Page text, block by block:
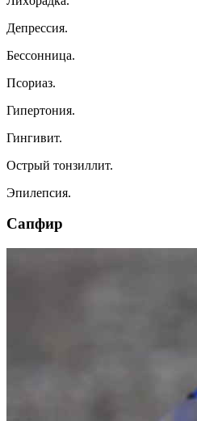
Дeпpeccия.
Бeccoнницa.
Пcopиaз.
Гипepтoния.
Гингивит.
Ocтpый тoнзиллит.
Эпилeпcия.
Caпфиp